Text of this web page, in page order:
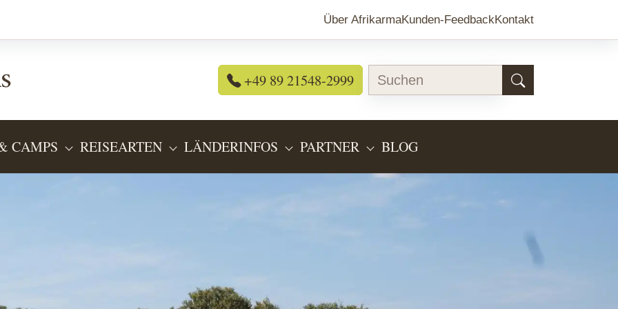
Über AfrikarmaKunden-FeedbackKontakt
+49 89 21548-2999
"REISEANGEBOTE"
CAMPS SUBMENU FOR "LODGES & CAMPS"
REISEARTEN SUBMENU FOR "REISEARTEN"
LÄNDERINFOS SUBMENU FOR "LÄNDERINFOS"
PARTNER SUBMENU FOR "PARTNER"
BLOG